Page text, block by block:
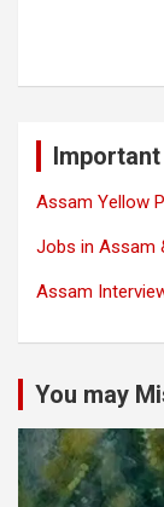
Assam Yellow
Jobs in Assam
Assam
You may